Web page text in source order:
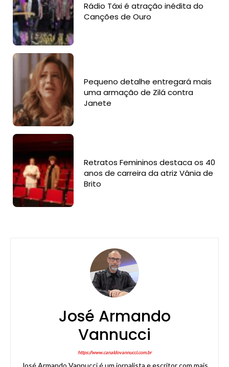
Rádio Táxi é atração inédita do
Canções de Ouro
Pequeno detalhe entregará mais
uma armação de Zilá contra
Janete
Retratos Femininos destaca os 40
anos de carreira da atriz Vânia de
Brito
José Armando
Vannucci
https://www.canaldovannucci.com.br